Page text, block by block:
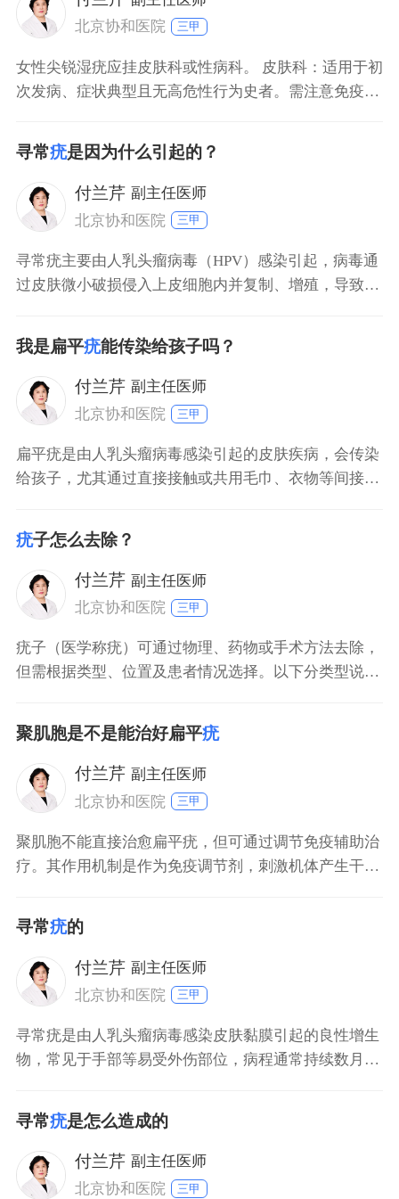
北京协和医院
三甲
女性尖锐湿疣应挂皮肤科或性病科。 皮肤科：适用于初
次发病、症状典型且无高危性行为史者。需注意免疫功
状、乳头状赘生物，皮肤科医生可通过肉眼观察初步诊
断。 性病科：适用于有高危性行为史、性伴侣同时患病
或伴随其他性传播疾病风险者。性病科对性传播疾病的
诊疗流程
寻常疣是因为什么引起的？
付兰芹 副主任医师
北京协和医院
三甲
寻常疣主要由人乳头瘤病毒（HPV）感染引起，病毒通
过皮肤微小破损侵入上皮细胞内并复制、增殖，导致上
直接接触患者皮肤或污染物是主要传播方式，如共用毛
巾、衣物，或在公共浴室、健身房等场所接触被污染的
表面。免疫力低下者（如长期患病、术后患者）更易感
染。 皮肤屏障破坏：皮肤有微小破损（如划伤、擦
我是扁平疣能传染给孩子吗？
付兰芹 副主任医师
北京协和医院
三甲
扁平疣是由人乳头瘤病毒感染引起的皮肤疾病，会传染
给孩子，尤其通过直接接触或共用毛巾、衣物等间接接
过皮肤黏膜微小破损进入上皮细胞内并复制、增殖，导
致上皮细胞异常分化和增生。儿童免疫系统尚未完全成
熟，皮肤屏障功能较弱，接触感染者的病变部位或污染
物后易被感
疣子怎么去除？
付兰芹 副主任医师
北京协和医院
三甲
疣子（医学称疣）可通过物理、药物或手术方法去除，
但需根据类型、位置及患者情况选择。以下分类型说
手部。可尝试冷冻治疗（液氮冷冻）、激光烧灼或外用
维A酸类药物，多数单次治疗即可见效，特殊部位需谨
慎操作。 扁平疣（扁平光滑）：好发于面部及手背，与
HPV3型感染相关。可外用咪喹莫特乳膏或水杨
聚肌胞是不是能治好扁平疣
付兰芹 副主任医师
北京协和医院
三甲
聚肌胞不能直接治愈扁平疣，但可通过调节免疫辅助治
疗。其作用机制是作为免疫调节剂，刺激机体产生干扰
治疗分类及聚肌胞的应用 药物治疗：聚肌胞可局部或肌
内注射，通过调节免疫功能辅助治疗，但单独使用效果
寻常疣的
付兰芹 副主任医师
北京协和医院
三甲
寻常疣是由人乳头瘤病毒感染皮肤黏膜引起的良性增生
物，常见于手部等易受外伤部位，病程通常持续数月至
类型及特点 手部寻常疣：多见于手指、手背，表面粗糙
呈菜花状，常因频繁摩擦或外伤诱发，免疫力低下者更
易感染。 足部寻常疣（跖疣）：发生于足底受压部位，
因长期挤压形成，中央可见小黑点（血栓形成
寻常疣是怎么造成的
付兰芹 副主任医师
北京协和医院
三甲